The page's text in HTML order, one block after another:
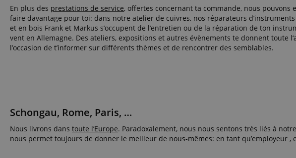
En plus des prestations de service, offertes concernant ta commande, nous pouvons
faire davantage pour toi: dans notre atelier de cuivres, nos réparateurs
et en bois Frank et Markus s’occupent de l’entretien ou de la réparation de ton
vent en Allemagne. Des ateliers, expositions et autres évènements te donnent toute
l’occasion de t’informer sur différents thèmes et de rencontrer des semblables.
Schongau, Rome, Paris, …
Nous livrons dans toute l’Europe. Paradoxalement, nous nous sentons très liés à
nous permet toujours de donner le meilleur de nous-mêmes: en tant
language